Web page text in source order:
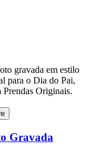
Gravada